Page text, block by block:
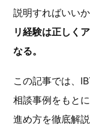
説明すればいい
リ経験は正しく
なる。
この記事では、
相談事例をもと
進め方を徹底解